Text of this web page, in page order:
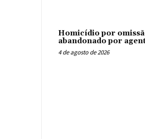
Homicídio por
abandonado por
4 de agosto de 2026